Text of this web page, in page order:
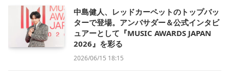
中島健人、レッドカーペットのトップバッ
ターで登場。アンバサダー＆公式インタビ
ュアーとして『MUSIC AWARDS JAPAN
2026』を彩る
2026/06/15 18:15